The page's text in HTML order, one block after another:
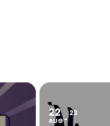
22
AUG
23